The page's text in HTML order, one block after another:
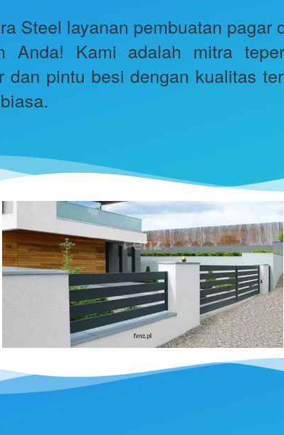
Steel layanan pembuatan pagar
Anda! Kami adalah mitra
dan pintu besi dengan kualitas